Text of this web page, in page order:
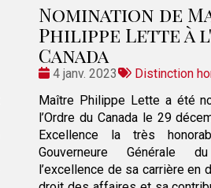
Nomination de
Philippe Lette à
Canada
Date
4 janv. 2023
Tags
Distinction
Maître Philippe Lette a été
l’Ordre du Canada le 29
Excellence la très
Gouverneure Générale
l’excellence de sa carrière en